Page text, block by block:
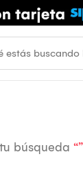
búsqueda “”